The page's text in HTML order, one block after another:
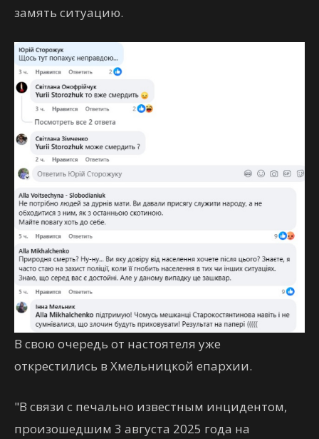
замять ситуацию.
В свою очередь от настоятеля уже
открестились в Хмельницкой епархии.
"В связи с печально известным инцидентом,
произошедшим 3 августа 2025 года на